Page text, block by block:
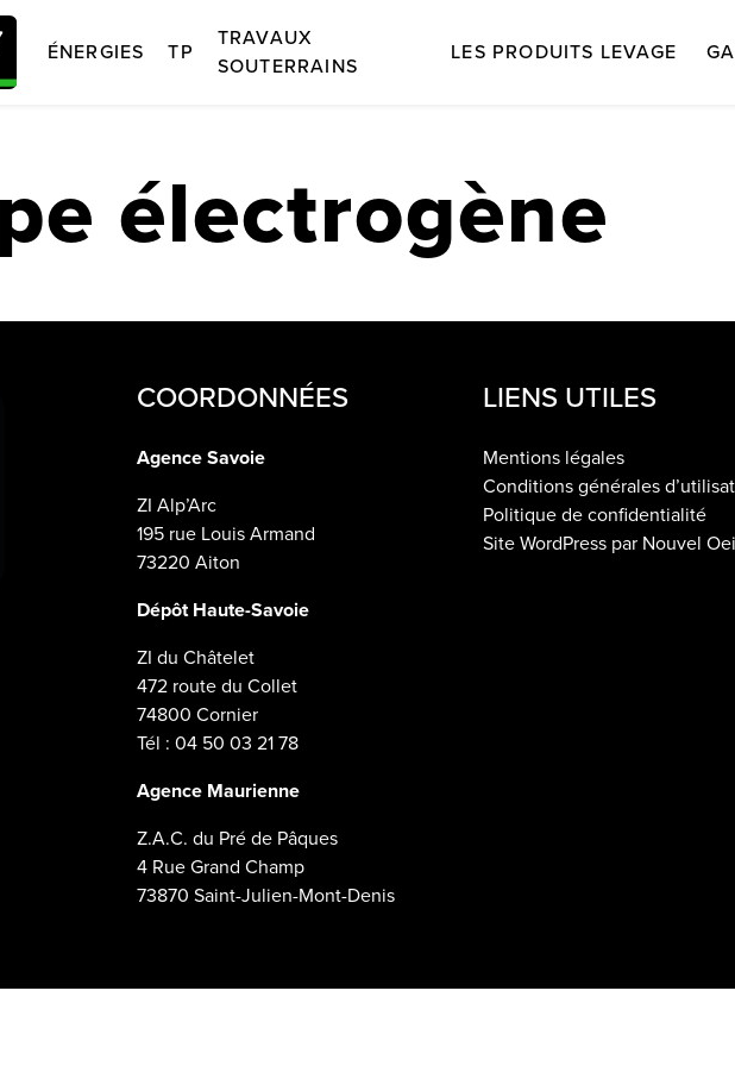
ÉNERGIES TP
TRAVAUX
SOUTERRAINS
LES PRODUITS LEVAGE
électrogène
COORDONNÉES
Agence Savoie
ZI Alp’Arc
195 rue Louis Armand
73220 Aiton
Dépôt Haute-Savoie
ZI du Châtelet
472 route du Collet
74800 Cornier
Tél : 04 50 03 21 78
Agence Maurienne
Z.A.C. du Pré de Pâques
4 Rue Grand Champ
73870 Saint-Julien-Mont-Denis
LIENS UTILES
Mentions légales
Conditions générales
Politique de confidentialité
Site WordPress par Nouvel